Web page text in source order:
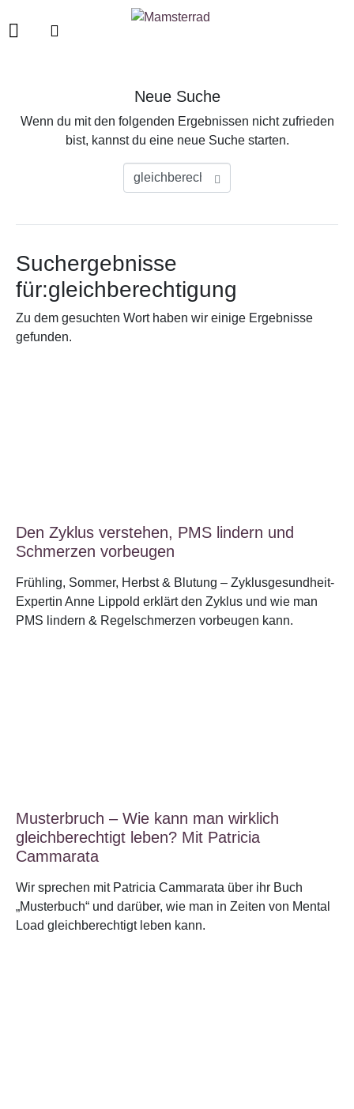
Neue Suche
Wenn du mit den folgenden Ergebnissen nicht zufrieden
bist, kannst du eine neue Suche starten.
Suchergebnisse
für:gleichberechtigung
Zu dem gesuchten Wort haben wir einige Ergebnisse
gefunden.
Den Zyklus verstehen, PMS lindern und
Schmerzen vorbeugen
Frühling, Sommer, Herbst & Blutung – Zyklusgesundheit-
Expertin Anne Lippold erklärt den Zyklus und wie man
PMS lindern & Regelschmerzen vorbeugen kann.
Musterbruch – Wie kann man wirklich
gleichberechtigt leben? Mit Patricia
Cammarata
Wir sprechen mit Patricia Cammarata über ihr Buch
„Musterbuch“ und darüber, wie man in Zeiten von Mental
Load gleichberechtigt leben kann.